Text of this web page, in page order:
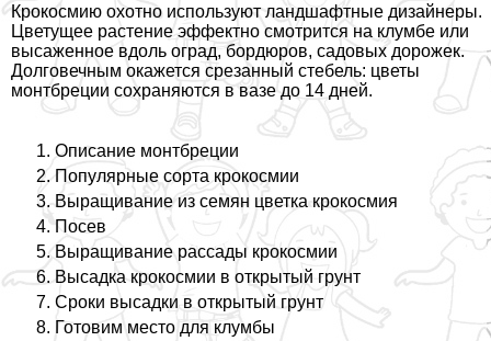
Крокосмию охотно используют ландшафтные дизайнеры.
Цветущее растение эффектно смотрится на клумбе или
высаженное вдоль оград, бордюров, садовых дорожек.
Долговечным окажется срезанный стебель: цветы
монтбреции сохраняются в вазе до 14 дней.
Описание монтбреции
Популярные сорта крокосмии
Выращивание из семян цветка крокосмия
Посев
Выращивание рассады крокосмии
Высадка крокосмии в открытый грунт
Сроки высадки в открытый грунт
Готовим место для клумбы